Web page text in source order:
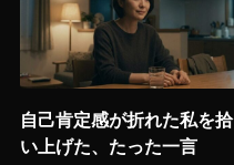
自己肯定感が折れた私を拾
い上げた、たった一言